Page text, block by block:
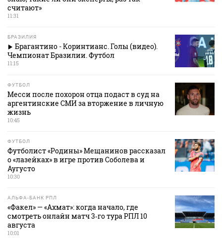
считают»
11:31
БРАЗИЛИЯ
Брагантино - Коринтианс. Голы (видео).
Чемпионат Бразилии. Футбол
11:15
ФУТБОЛ
Месси после похорон отца подаст в суд на
аргентинские СМИ за вторжение в личную
жизнь
10:45
ФУТБОЛ
Футболист «Родины» Мещанинов рассказал
о «лазейках» в игре против Соболева и
Аугусто
10:30
АЛЬФА-БАНК РПЛ
«Факел» — «Ахмат»: когда начало, где
смотреть онлайн матч 3‑го тура РПЛ 10
августа
10:01